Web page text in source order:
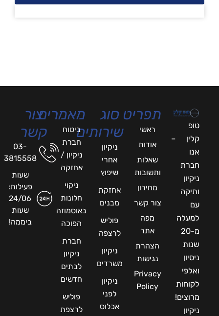
טופ
קלין –
אנו
חברת
ניקיון
ותיקה
עם
למעלה
מ-20
שנות
ניסיון
ואלפי
לקוחות
מרוצים!
ניקיון
תפריט
ראשי
אודות
שאלות
ותשובות
מחירון
צור קשר
מפה
אתר
הצהרת
נגישות
Privacy
Policy
סוג
שירותים
ניקיון
אחרי
שיפוץ
אחזקת
מבנים
פוליש
לרצפה
ניקיון
משרדים
ניקיון
לפני
אכלוס
מאמרים
ביטוח
חברת
ניקיון /
אחזקה
ניקוי
חלונות
באוסמוזה
הפוכה
חברת
ניקיון
לבתים
חדשים
פוליש
לרצפת
צור
קשר
03-
3815558
שעות
פעילות:
24/06
שעות
ביממה!